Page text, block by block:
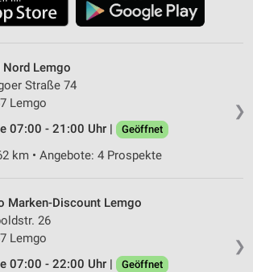
❯
Nord Lemgo
Straße 74
Lemgo
07:00 - 21:00 Uhr |
Geöffnet
km • Angebote: 4 Prospekte
❯
Marken-Discount Lemgo
26
Lemgo
07:00 - 22:00 Uhr |
Geöffnet